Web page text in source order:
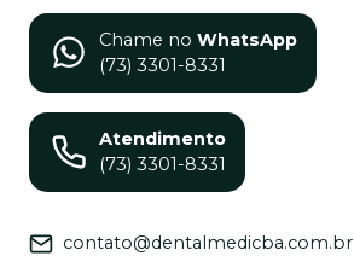
Chame no WhatsApp
(73) 3301-8331
Atendimento
(73) 3301-8331
contato@dentalmedicba.com.br